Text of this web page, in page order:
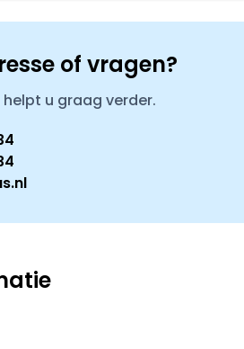
of vragen?
u graag verder.